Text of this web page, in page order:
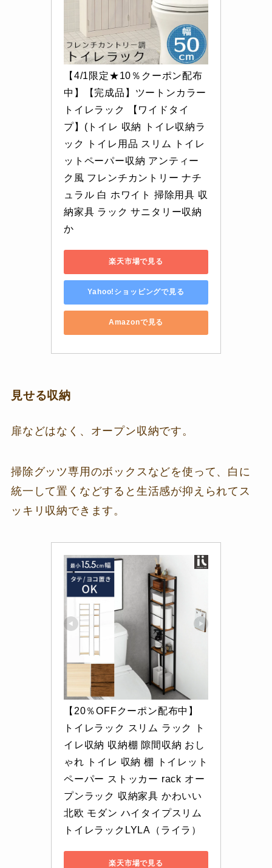
【4/1限定★10％クーポン配布
中】【完成品】ツートンカラー
トイレラック 【ワイドタイ
プ】(トイレ 収納 トイレ収納ラ
ック トイレ用品 スリム トイレ
ットペーパー収納 アンティー
ク風 フレンチカントリー ナチ
ュラル 白 ホワイト 掃除用具 収
納家具 ラック サニタリー収納
か
楽天市場で見る
Yahoo!ショッピングで見る
Amazonで見る
見せる収納
扉などはなく、オープン収納です。
掃除グッツ専用のボックスなどを使って、白に
統一して置くなどすると生活感が抑えられてス
ッキリ収納できます。
【20％OFFクーポン配布中】
トイレラック スリム ラック ト
イレ収納 収納棚 隙間収納 おし
ゃれ トイレ 収納 棚 トイレット
ペーパー ストッカー rack オー
プンラック 収納家具 かわいい
北欧 モダン ハイタイプスリム
トイレラックLYLA（ライラ）
楽天市場で見る